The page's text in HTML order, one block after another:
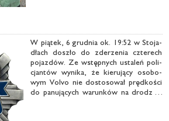
W pią­tek, 6 grud­nia ok. 19:52 w Sto­ja­
dłach do­szło do zde­rze­nia czte­rech
po­jaz­dów. Ze wstęp­nych usta­leń po­li­
cjan­tów wy­ni­ka, że kie­ru­ją­cy oso­bo­
wym Vo­lvo nie do­sto­so­wał pręd­ko­ści
do pa­nu­ją­cych wa­run­ków na dro­dze i